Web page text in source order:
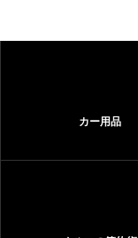
カー用品